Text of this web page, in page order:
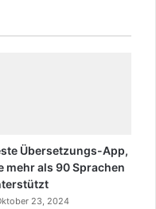
Übersetzungs-App,
mehr als 90 Sprachen
23, 2024